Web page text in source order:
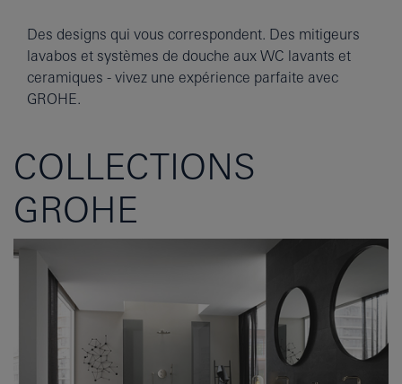
Des designs qui vous correspondent. Des mitigeurs
lavabos et systèmes de douche aux WC lavants et
ceramiques - vivez une expérience parfaite avec
GROHE.
COLLECTIONS
GROHE